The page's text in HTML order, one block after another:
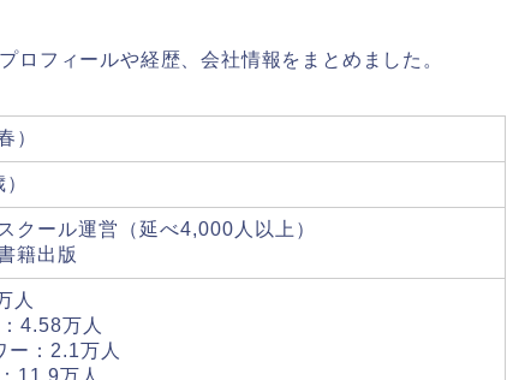
ロフィールや経歴、会社情報をまとめました。
）
クール運営（延べ4,000人以上）
籍出版
人
4.58万人
ー：2.1万人